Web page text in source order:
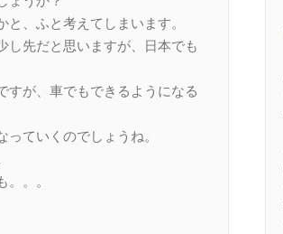
、ふと考えてしまいます。
し先だと思いますが、日本でも
すが、車でもできるようになる
ていくのでしょうね。
。。